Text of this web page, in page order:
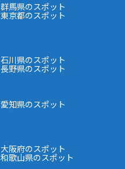
群馬県のスポット
東京都のスポット
石川県のスポット
長野県のスポット
愛知県のスポット
大阪府のスポット
和歌山県のスポット